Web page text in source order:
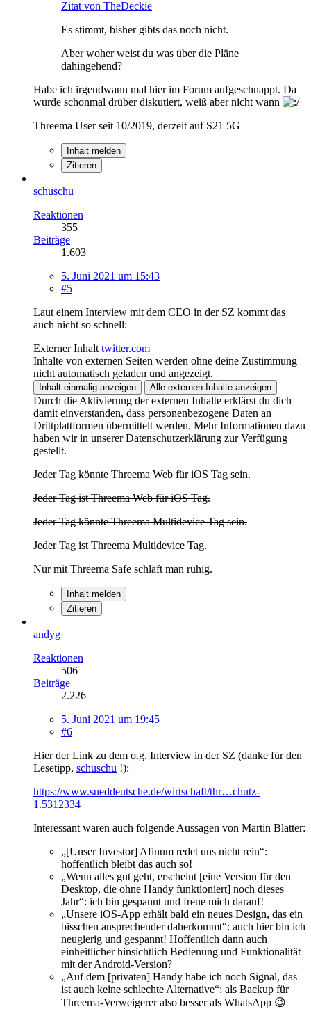
Zitat von TheDeckie
Es stimmt, bisher gibts das noch nicht.
Aber woher weist du was über die Pläne
dahingehend?
Habe ich irgendwann mal hier im Forum aufgeschnappt. Da
wurde schonmal drüber diskutiert, weiß aber nicht wann
Threema User seit 10/2019, derzeit auf S21 5G
Inhalt melden
Zitieren
schuschu
Reaktionen
355
Beiträge
1.603
5. Juni 2021 um 15:43
#5
Laut einem Interview mit dem CEO in der SZ kommt das
auch nicht so schnell:
Externer Inhalt twitter.com
Inhalte von externen Seiten werden ohne deine Zustimmung
nicht automatisch geladen und angezeigt.
Inhalt einmalig anzeigen Alle externen Inhalte anzeigen
Durch die Aktivierung der externen Inhalte erklärst du dich
damit einverstanden, dass personenbezogene Daten an
Drittplattformen übermittelt werden. Mehr Informationen dazu
haben wir in unserer Datenschutzerklärung zur Verfügung
gestellt.
Jeder Tag könnte Threema Web für iOS Tag sein.
Jeder Tag ist Threema Web für iOS Tag.
Jeder Tag könnte Threema Multidevice Tag sein.
Jeder Tag ist Threema Multidevice Tag.
Nur mit Threema Safe schläft man ruhig.
Inhalt melden
Zitieren
andyg
Reaktionen
506
Beiträge
2.226
5. Juni 2021 um 19:45
#6
Hier der Link zu dem o.g. Interview in der SZ (danke für den
Lesetipp, schuschu !):
https://www.sueddeutsche.de/wirtschaft/thr…chutz-
1.5312334
Interessant waren auch folgende Aussagen von Martin Blatter:
„[Unser Investor] Afinum redet uns nicht rein“:
hoffentlich bleibt das auch so!
„Wenn alles gut geht, erscheint [eine Version für den
Desktop, die ohne Handy funktioniert] noch dieses
Jahr“: ich bin gespannt und freue mich darauf!
„Unsere iOS-App erhält bald ein neues Design, das ein
bisschen ansprechender daherkommt“: auch hier bin ich
neugierig und gespannt! Hoffentlich dann auch
einheitlicher hinsichtlich Bedienung und Funktionalität
mit der Android-Version?
„Auf dem [privaten] Handy habe ich noch Signal, das
ist auch keine schlechte Alternative“: als Backup für
Threema-Verweigerer also besser als WhatsApp 😉